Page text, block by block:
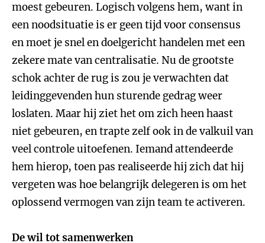
moest gebeuren. Logisch volgens hem, want in
een noodsituatie is er geen tijd voor consensus
en moet je snel en doelgericht handelen met een
zekere mate van centralisatie. Nu de grootste
schok achter de rug is zou je verwachten dat
leidinggevenden hun sturende gedrag weer
loslaten. Maar hij ziet het om zich heen haast
niet gebeuren, en trapte zelf ook in de valkuil van
veel controle uitoefenen. Iemand attendeerde
hem hierop, toen pas realiseerde hij zich dat hij
vergeten was hoe belangrijk delegeren is om het
oplossend vermogen van zijn team te activeren.
De wil tot samenwerken